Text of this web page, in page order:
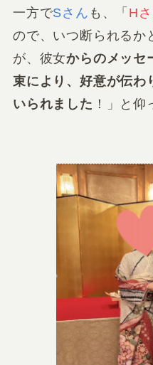
一方でSさん も、「 H
ので、いつ断られるか
が、彼女からのメッセ
束により、好意が伝わ
いられました ！」と仰